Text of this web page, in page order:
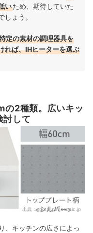
いため、期待していた
ょう。
定の素材の調理器具を
れば、IHヒーターを選ぶ
2種類。広いキッ
して
出典：sumai.panasonic.jp
、キッチンの広さによっ